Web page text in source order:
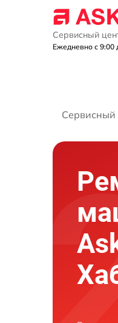
Сервисный
Ежедневно с 9:00
Сервисный